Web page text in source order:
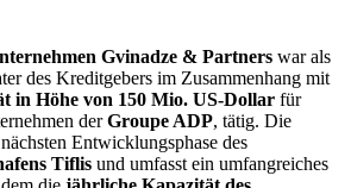
Gvinadze & Partners war als
des Kreditgebers im Zusammenhang mit
in Höhe von 150 Mio. US-Dollar für
derGroupe ADP, tätig. Die
Entwicklungsphase des
Tiflis und umfasst ein umfangreiches